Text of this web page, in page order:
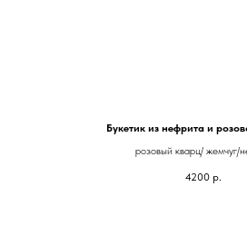
Букетик из нефрита и
розовый кварц/ жемчуг/
4200 р.